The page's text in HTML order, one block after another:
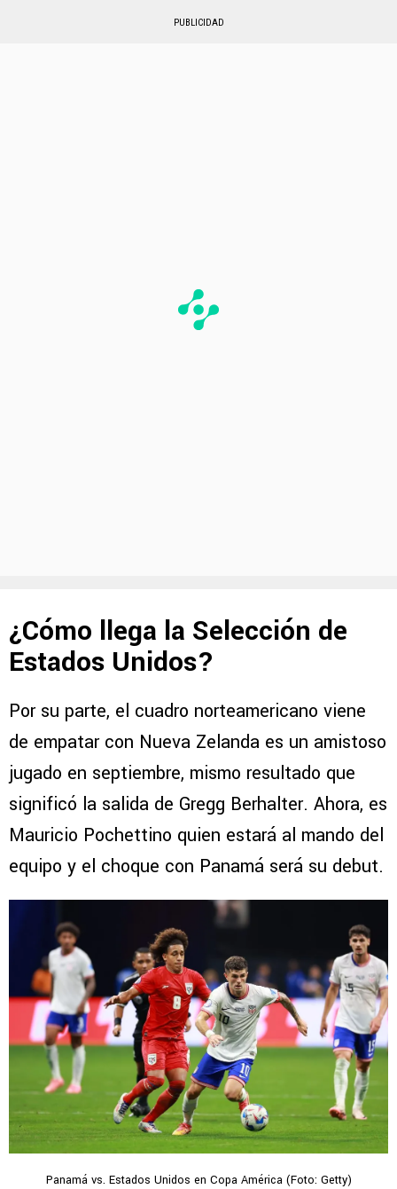
PUBLICIDAD
¿Cómo llega la Selección de
Estados Unidos?
Por su parte, el cuadro norteamericano viene
de empatar con Nueva Zelanda es un amistoso
jugado en septiembre, mismo resultado que
significó la salida de Gregg Berhalter. Ahora, es
Mauricio Pochettino quien estará al mando del
equipo y el choque con Panamá será su debut.
Panamá vs. Estados Unidos en Copa América (Foto: Getty)